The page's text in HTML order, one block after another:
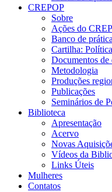
CREPOP
Sobre
Ações do
Banco de
Cartilha:
Documentos de
Metodologia
Produções
Publicações
Seminários de
Biblioteca
Apresentação
Acervo
Novas
Vídeos da
Links Úteis
Mulheres
Contatos